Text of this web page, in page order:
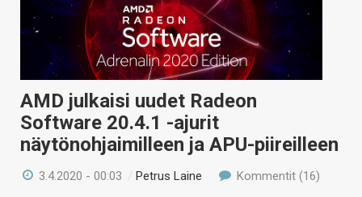
AMD julkaisi uudet Radeon
Software 20.4.1 -ajurit
näytönohjaimilleen ja APU-piireilleen
3.4.2020 - 00:03 /Petrus Laine Kommentit (16)